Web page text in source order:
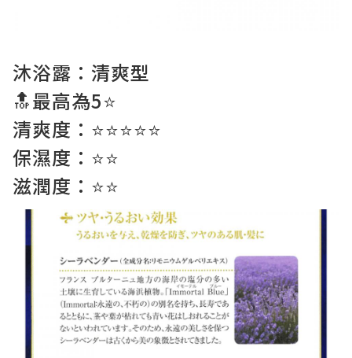
沐浴露：清爽型
🔝最高為5⭐️
清爽度：⭐️⭐️⭐️⭐️⭐️
保濕度：⭐️⭐️
滋潤度：⭐️⭐️